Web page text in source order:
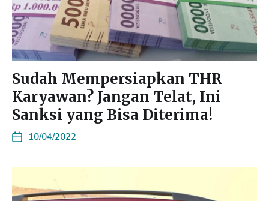
Sudah Mempersiapkan THR
Karyawan? Jangan Telat, Ini
Sanksi yang Bisa Diterima!
10/04/2022